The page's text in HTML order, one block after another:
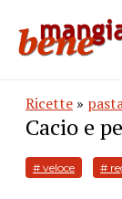
Ricette »
Cacio e
# veloce #